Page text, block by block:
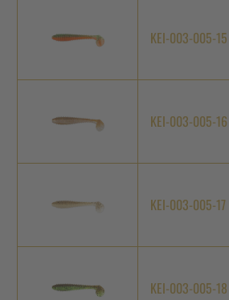
KEI-003-005-15
KEI-003-005-16
KEI-003-005-17
KEI-003-005-18